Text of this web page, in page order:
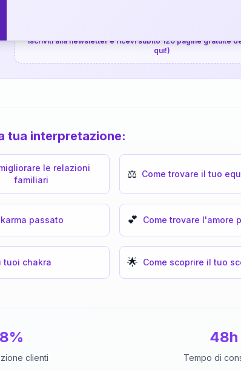
Iscriviti alla newsletter e ricevi subito 120 pagine gratuite
qui!)
tua interpretazione:
le relazioni
familiari
⚖️ Come trovare il tuo
passato 💕 Come trovare l'amore
tuoi chakra 🌟 Come scoprire il tuo
clienti
48h
Tempo di